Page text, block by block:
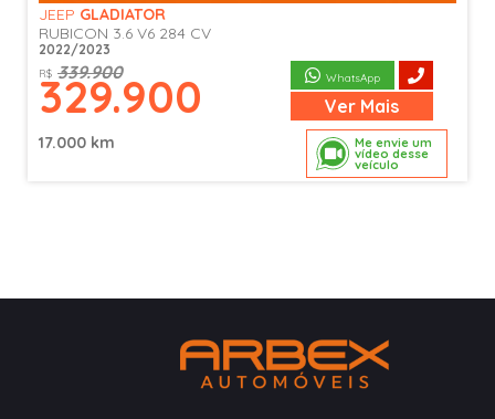
Me envie um
vídeo desse
veículo
JEEP GLADIATOR
RUBICON 3.6 V6 284 CV
2022/2023
R$ 339.900
329.900 WhatsApp
Ver Mais
17.000 km